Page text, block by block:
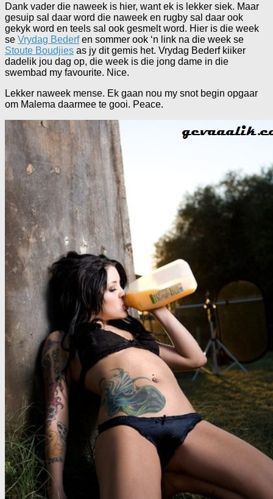
Dank vader die naweek is hier, want ek is lekker siek. Maar
gesuip sal daar word die naweek en rugby sal daar ook
gekyk word en teels sal ook gesmelt word. Hier is die week
se Vrydag Bederfen sommer ook ‘n link na die week se
Stoute Boudjies as jy dit gemis het. Vrydag Bederf kiiker
dadelik jou dag op, die week is die jong dame in die
swembad my favourite. Nice.
Lekker naweek mense. Ek gaan nou my snot begin opgaar
om Malema daarmee te gooi. Peace.